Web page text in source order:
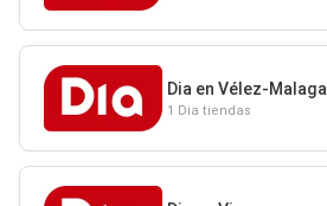
Dia en Vélez-Malaga
1 Dia tiendas